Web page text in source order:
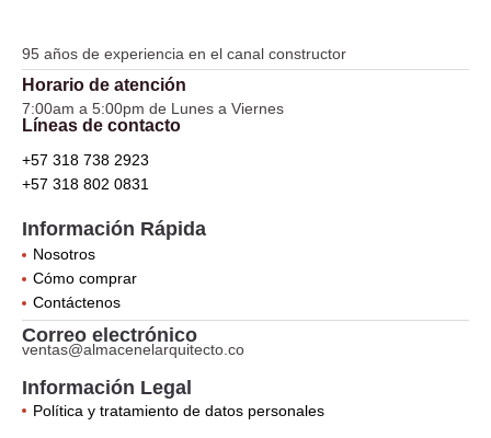
95 años de experiencia en el canal constructor
Horario de atención
7:00am a 5:00pm de Lunes a Viernes
Líneas de contacto
+57 318 738 2923
+57 318 802 0831
Información Rápida
Nosotros
Cómo comprar
Contáctenos
Correo electrónico
ventas@almacenelarquitecto.co
Información Legal
Política y tratamiento de datos personales